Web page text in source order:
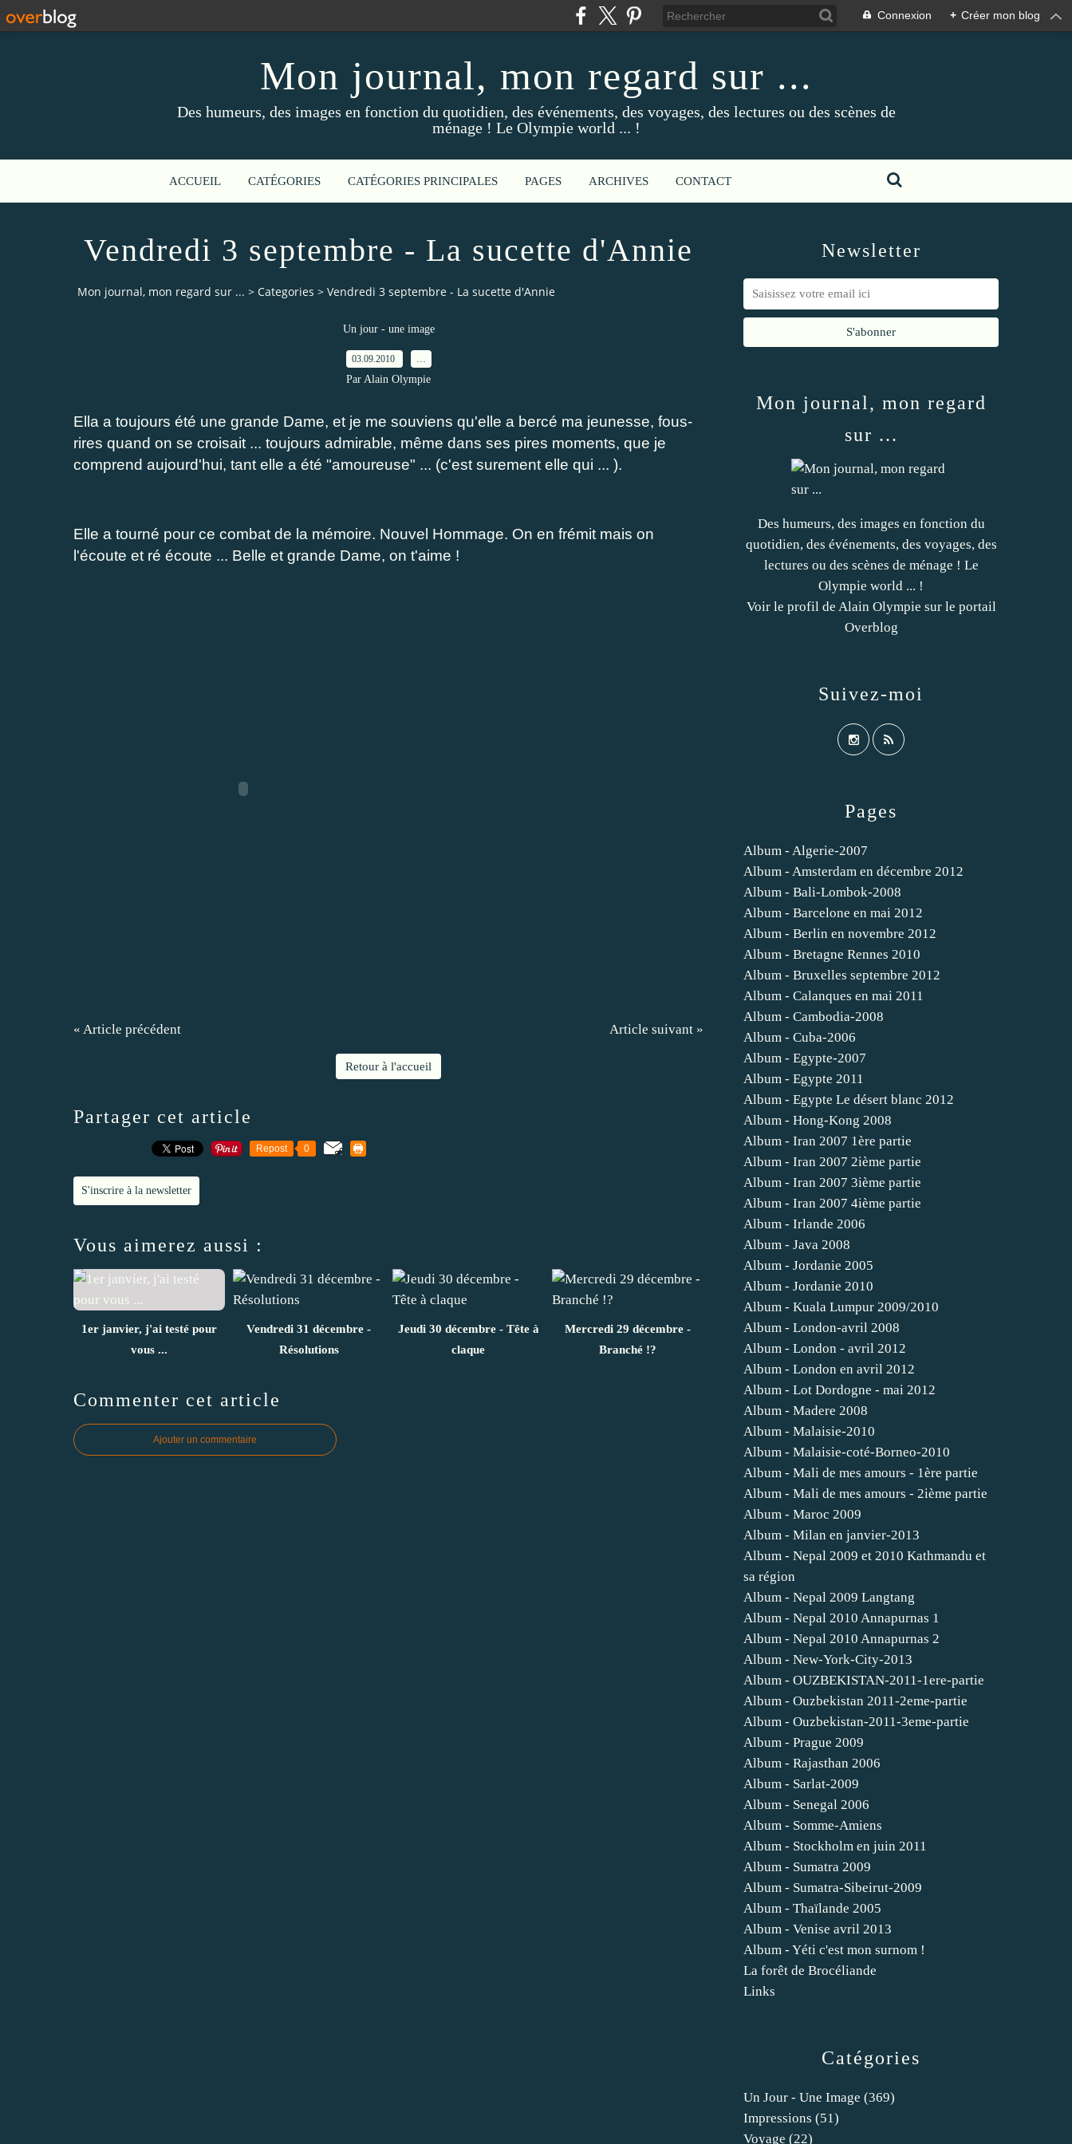
Connexion + Créer mon blog
Mon journal, mon regard sur ...
Des humeurs, des images en fonction du quotidien, des événements, des voyages, des lectures ou des scènes de
ménage ! Le Olympie world ... !
ACCUEIL CATÉGORIES CATÉGORIES PRINCIPALES PAGES ARCHIVES CONTACT
Vendredi 3 septembre - La sucette d'Annie
Mon journal, mon regard sur ... > Categories > Vendredi 3 septembre - La sucette d'Annie
Un jour - une image
03.09.2010
Par Alain Olympie
Ella a toujours été une grande Dame, et je me souviens qu'elle a bercé ma jeunesse, fous-
rires quand on se croisait ... toujours admirable, même dans ses pires moments, que je
comprend aujourd'hui, tant elle a été "amoureuse" ... (c'est surement elle qui ... ).
Elle a tourné pour ce combat de la mémoire. Nouvel Hommage. On en frémit mais on
l'écoute et ré écoute ... Belle et grande Dame, on t'aime !
« Article précédent Article suivant »
Retour à l'accueil
Partager cet article
Repost 0
S'inscrire à la newsletter
Vous aimerez aussi :
1er janvier, j'ai testé pour
vous ...
Vendredi 31 décembre -
Résolutions
Jeudi 30 décembre - Tête à
claque
Mercredi 29 décembre -
Branché !?
Commenter cet article
Ajouter un commentaire
Newsletter
Catégories
Un Jour - Une Image (369)
Impressions (51)
Voyage (22)
Pages
Album - Algerie-2007
Album - Amsterdam en décembre 2012
Album - Bali-Lombok-2008
Album - Barcelone en mai 2012
Album - Berlin en novembre 2012
Album - Bretagne Rennes 2010
Album - Bruxelles septembre 2012
Album - Calanques en mai 2011
Album - Cambodia-2008
Album - Cuba-2006
Album - Egypte-2007
Album - Egypte 2011
Album - Egypte Le désert blanc 2012
Album - Hong-Kong 2008
Album - Iran 2007 1ère partie
Album - Iran 2007 2ième partie
Album - Iran 2007 3ième partie
Album - Iran 2007 4ième partie
Album - Irlande 2006
Album - Java 2008
Album - Jordanie 2005
Album - Jordanie 2010
Album - Kuala Lumpur 2009/2010
Album - London-avril 2008
Album - London - avril 2012
Album - London en avril 2012
Album - Lot Dordogne - mai 2012
Album - Madere 2008
Album - Malaisie-2010
Album - Malaisie-coté-Borneo-2010
Album - Mali de mes amours - 1ère partie
Album - Mali de mes amours - 2ième partie
Album - Maroc 2009
Album - Milan en janvier-2013
Album - Nepal 2009 et 2010 Kathmandu et
sa région
Album - Nepal 2009 Langtang
Album - Nepal 2010 Annapurnas 1
Album - Nepal 2010 Annapurnas 2
Album - New-York-City-2013
Album - OUZBEKISTAN-2011-1ere-partie
Album - Ouzbekistan 2011-2eme-partie
Album - Ouzbekistan-2011-3eme-partie
Album - Prague 2009
Album - Rajasthan 2006
Album - Sarlat-2009
Album - Senegal 2006
Album - Somme-Amiens
Album - Stockholm en juin 2011
Album - Sumatra 2009
Album - Sumatra-Sibeirut-2009
Album - Thaïlande 2005
Album - Venise avril 2013
Album - Yéti c'est mon surnom !
La forêt de Brocéliande
Links
Mon journal, mon regard
sur ...
Des humeurs, des images en fonction du
quotidien, des événements, des voyages, des
lectures ou des scènes de ménage ! Le
Olympie world ... !
Voir le profil de Alain Olympie sur le portail
Overblog
Suivez-moi